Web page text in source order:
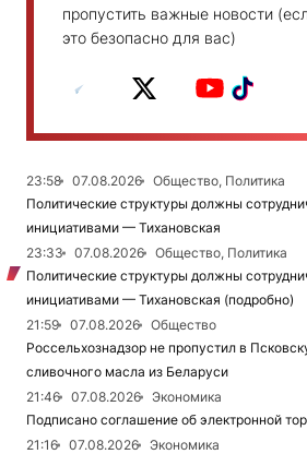
пропустить важные новости
это безопасно для вас)
23:58 07.08.2026
Общество, Политика
Политические структуры должны
инициативами — Тихановская
23:33
07.08.2026
Общество, Политика
Политические структуры должны
инициативами — Тихановская (подробно)
21:59
07.08.2026
Общество
Россельхознадзор не пропустил в
сливочного масла из Беларуси
21:46
07.08.2026
Экономика
Подписано соглашение об электронной
21:16
07.08.2026
Экономика